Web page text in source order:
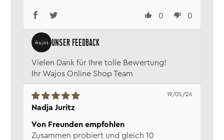
0 0
Vielen Dank für Ihre tolle Bewertung!
Ihr Wajos Online Shop Team
Nadja Juritz
19/05/26
Von Freunden empfohlen
Zusammen probiert und gleich 10